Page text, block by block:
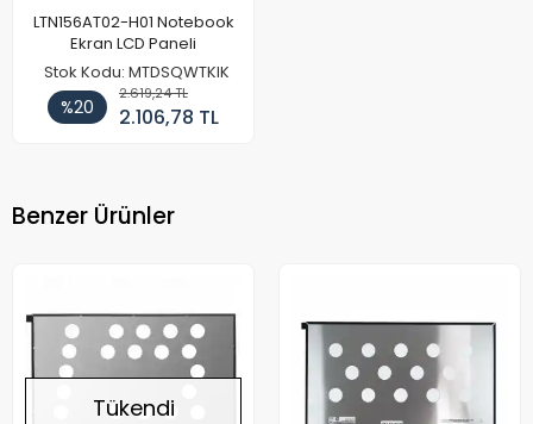
LTN156AT02-H01 Notebook
Ekran LCD Paneli
Stok Kodu: MTDSQWTKIK
%20
2.619,24 TL
2.106,78 TL
Benzer Ürünler
Tükendi